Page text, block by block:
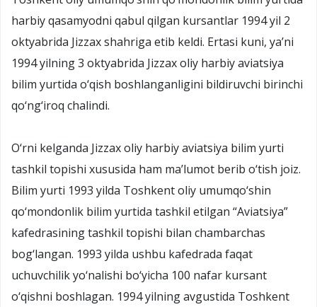
harbiy qasamyodni qabul qilgan kursantlar 1994 yil 2
oktyabrida Jizzax shahriga etib keldi. Ertasi kuni, ya’ni
1994 yilning 3 oktyabrida Jizzax oliy harbiy aviatsiya
bilim yurtida o‘qish boshlanganligini bildiruvchi birinchi
qo‘ng‘iroq chalindi.
O‘rni kelganda Jizzax oliy harbiy aviatsiya bilim yurti
tashkil topishi xususida ham ma’lumot berib o‘tish joiz.
Bilim yurti 1993 yilda Toshkent oliy umumqo‘shin
qo‘mondonlik bilim yurtida tashkil etilgan “Aviatsiya”
kafedrasining tashkil topishi bilan chambarchas
bog‘langan. 1993 yilda ushbu kafedrada faqat
uchuvchilik yo‘nalishi bo‘yicha 100 nafar kursant
o‘qishni boshlagan. 1994 yilning avgustida Toshkent